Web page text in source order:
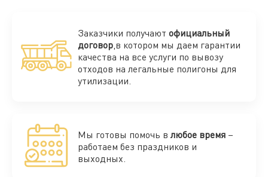
Заказчики получают официальный
договор,в котором мы даем гарантии
качества на все услуги по вывозу
отходов на легальные полигоны для
утилизации.
Мы готовы помочь в любое время –
работаем без праздников и
выходных.